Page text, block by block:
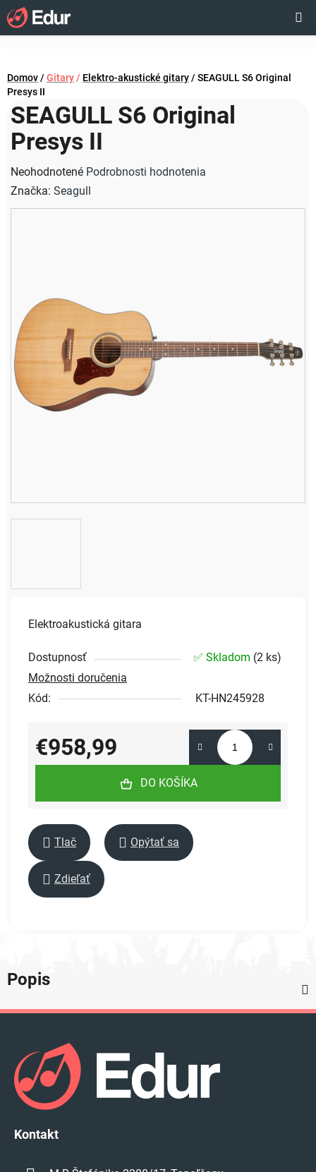
Prejsť
na
obsah
KOŠÍK
Domov/ Gitary / Elektro-akustické gitary/ SEAGULL S6 Original
Presys II
Elektroakustická gitara
Dostupnosť ✅ Skladom (2 ks)
Možnosti doručenia
Kód:
KT-HN245928
€958,99
Jednotková cena:
DO KOŠÍKA
Tlač Opýtať sa
Zdieľať
SEAGULL S6 Original
Presys II
Priemerné
hodnotenie
produktu
hviezdičiek.
Neohodnotené Podrobnosti hodnotenia
Značka: Seagull
Popis
Kontakt